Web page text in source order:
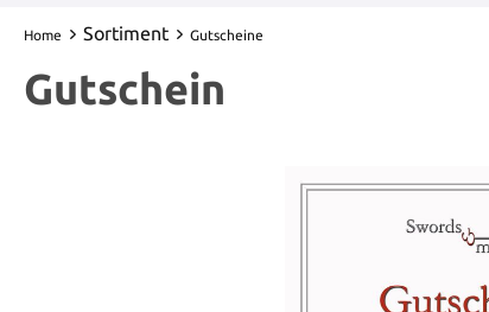
Home Sortiment Gutscheine
Gutschein